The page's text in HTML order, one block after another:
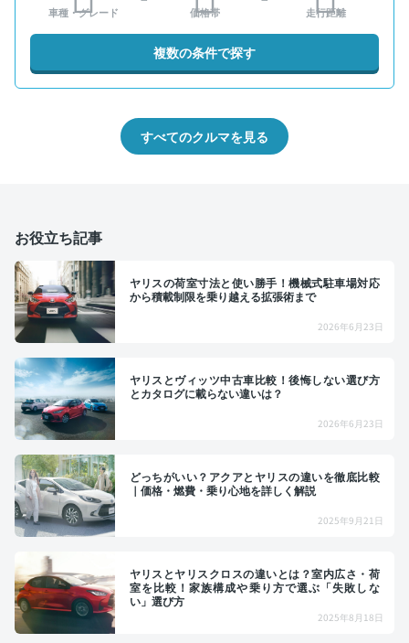
車種・グレード 価格帯 走行距離
複数の条件で探す
すべてのクルマを見る
お役立ち記事
ヤリスの荷室寸法と使い勝手！機械式駐車場対応
から積載制限を乗り越える拡張術まで
2026年6月23日
ヤリスとヴィッツ中古車比較！後悔しない選び方
とカタログに載らない違いは？
2026年6月23日
どっちがいい？アクアとヤリスの違いを徹底比較
｜価格・燃費・乗り心地を詳しく解説
2025年9月21日
ヤリスとヤリスクロスの違いとは？室内広さ・荷
室を比較！家族構成や乗り方で選ぶ「失敗しな
い」選び方
2025年8月18日